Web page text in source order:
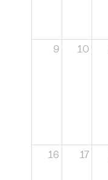
9 10
16 17